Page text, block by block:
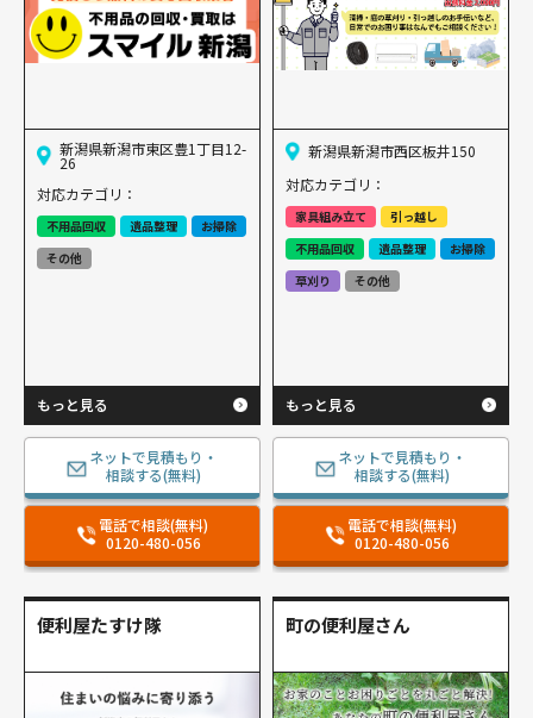
新潟県新潟市東区豊1丁目12-
26
対応カテゴリ：
不用品回収 遺品整理
お掃除
その他
もっと見る
ネットで見積もり・
相談する(無料)
電話で相談(無料)
0120-480-056
新潟県新潟市西区板井150
対応カテゴリ：
家具組み立て
引っ越し
不用品回収
遺品整理
お掃除
草刈り
その他
もっと見る
ネットで見積もり・
相談する(無料)
電話で相談(無料)
0120-480-056
便利屋たすけ隊 町の便利屋さん